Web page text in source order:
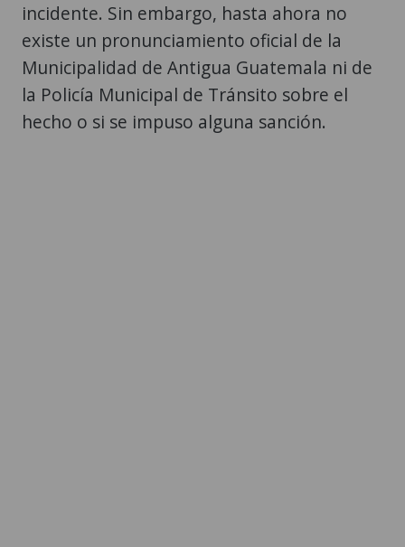
incidente. Sin embargo, hasta ahora no
existe un pronunciamiento oficial de la
Municipalidad de Antigua Guatemala ni de
la Policía Municipal de Tránsito sobre el
hecho o si se impuso alguna sanción.